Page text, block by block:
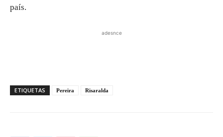
país.
adesnce
ETIQUETAS Pereira Risaralda